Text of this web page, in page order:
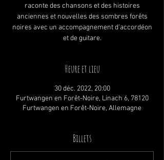
raconte des chansons et des histoires
anciennes et nouvelles des sombres forêts
noires avec un accompagnement d'accordéon
et de guitare.
Heure et lieu
30 déc. 2022, 20:00
Furtwangen en Forêt-Noire, Linach 6, 78120
Furtwangen en Forêt-Noire, Allemagne
Billets